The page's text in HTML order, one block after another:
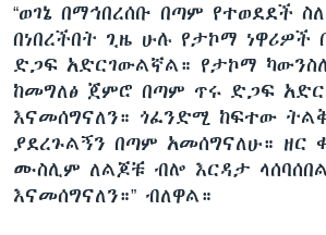
“ወገኔ በማኅበረሰቡ በጣም የተወደደች
በነበረችበት ጊዜ ሁሉ የታኮማ
ድጋፍ አድርገውልኛል። የታኮማ
ከመግለፅ ጀምሮ በጣም ጥሩ ድጋፍ
እናመሰግናለን። ጎፈንድሚ ከፍተው
ያደረጉልኝን በጣም አመሰግናለሁ። ዘር
ሙስሊም ለልጆቹ ብሎ እርዳታ
እናመሰግናለን።” ብለዋል።